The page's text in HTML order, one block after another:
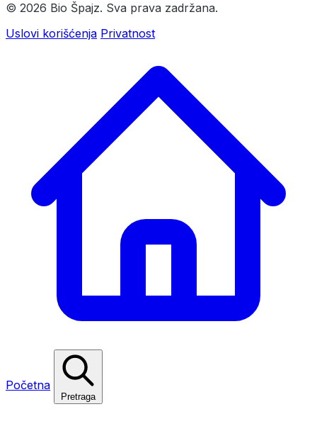
© 2026 Bio Špajz. Sva prava zadržana.
Uslovi korišćenja Privatnost
Početna
Pretraga